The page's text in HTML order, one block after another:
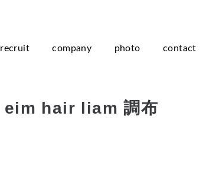
recruit company photo contact
eim hair liam 調布